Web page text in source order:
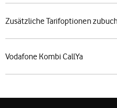
Zusätzliche Tarifoptionen
Vodafone Kombi CallYa